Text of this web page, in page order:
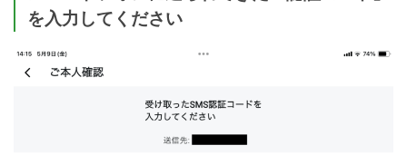
を入力してください